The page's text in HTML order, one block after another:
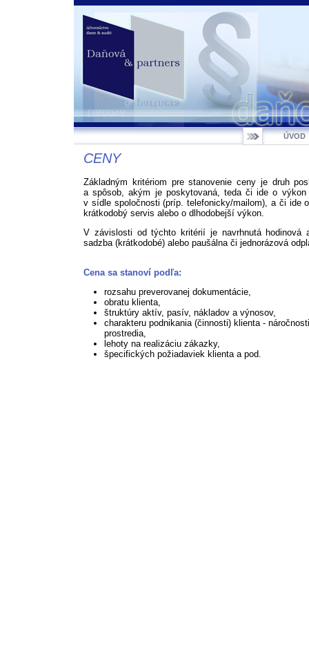
ÚVOD
CENY
Základným kritériom pre stanovenie ceny je druh
a spôsob, akým je poskytovaná, teda či ide o výkon
v sídle spoločnosti (príp. telefonicky/mailom), a či ide
krátkodobý servis alebo o dlhodobejší výkon.
V závislosti od týchto kritérií je navrhnutá hodinová
sadzba (krátkodobé) alebo paušálna či jednorázová
Cena sa stanoví podľa:
rozsahu preverovanej dokumentácie,
obratu klienta,
štruktúry aktív, pasív, nákladov a výnosov,
charakteru podnikania (činnosti) klienta -
prostredia,
lehoty na realizáciu zákazky,
špecifických požiadaviek klienta a pod.